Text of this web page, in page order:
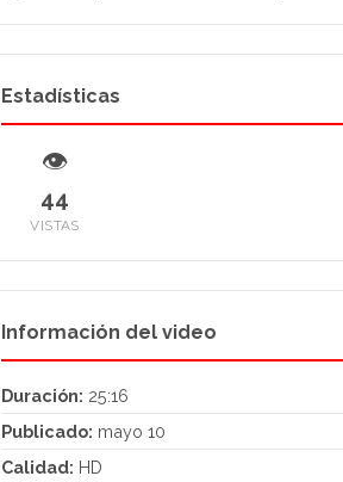
Estadísticas
👁
44
VISTAS
Información del video
Duración: 25:16
Publicado: mayo 10
Calidad: HD